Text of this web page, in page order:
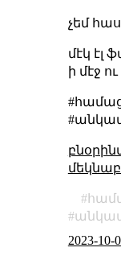
չեմ
մէկ էլ
ի մէջ
2023-10-